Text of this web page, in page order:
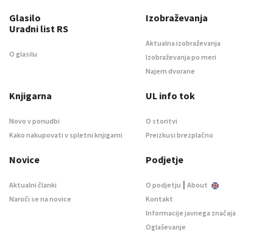
Glasilo
Uradni list RS
O glasilu
Izobraževanja
Aktualna izobraževanja
Izobraževanja po meri
Najem dvorane
Knjigarna
Novo v ponudbi
Kako nakupovati v spletni knjigarni
UL info tok
O storitvi
Preizkusi brezplačno
Novice
Aktualni članki
Naroči se na novice
Podjetje
O podjetju | About
Kontakt
Informacije javnega značaja
Oglaševanje